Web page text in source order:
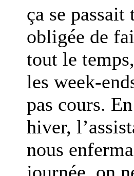
ça se passait
obligée de
tout le
les week-
pas cours.
hiver,
nous